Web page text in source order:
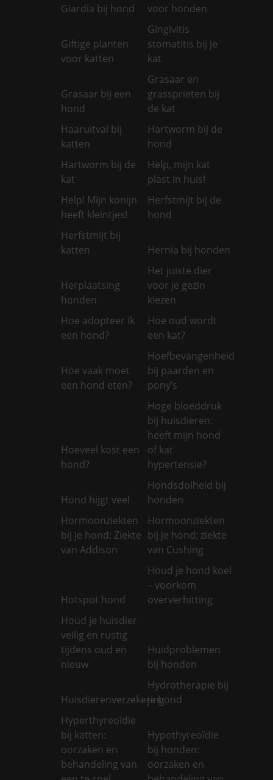
Giardia bij hond
voor honden
Giftige planten
voor katten
Gingivitis
stomatitis bij je
kat
Grasaar bij een
hond
Grasaar en
grassprieten bij
de kat
Haaruitval bij
katten
Hartworm bij de
hond
Hartworm bij de
kat
Help, mijn kat
plast in huis!
Help! Mijn konijn
heeft kleintjes!
Herfstmijt bij de
hond
Herfstmijt bij
katten
Hernia bij honden
Herplaatsing
honden
Het juiste dier
voor je gezin
kiezen
Hoe adopteer ik
een hond?
Hoe oud wordt
een kat?
Hoe vaak moet
een hond eten?
Hoefbevangenheid
bij paarden en
pony’s
Hoeveel kost een
hond?
Hoge bloeddruk
bij huisdieren:
heeft mijn hond
of kat
hypertensie?
Hond hijgt veel
Hondsdolheid bij
honden
Hormoonziekten
bij je hond: Ziekte
van Addison
Hormoonziekten
bij je hond: ziekte
van Cushing
Hotspot hond
Houd je hond koel
– voorkom
oververhitting
Houd je huisdier
veilig en rustig
tijdens oud en
nieuw
Huidproblemen
bij honden
Huisdierenverzekering
Hydrotherapie bij
je hond
Hyperthyreoïdie
bij katten:
oorzaken en
behandeling van
Hypothyreoïdie
bij honden:
oorzaken en